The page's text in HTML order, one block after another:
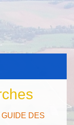
GUIDE DES